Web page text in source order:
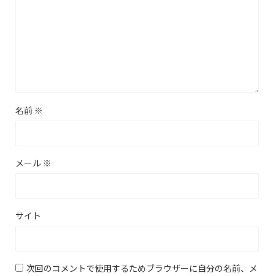
名前 ※
メール ※
サイト
次回のコメントで使用するためブラウザーに自分の名前、メ